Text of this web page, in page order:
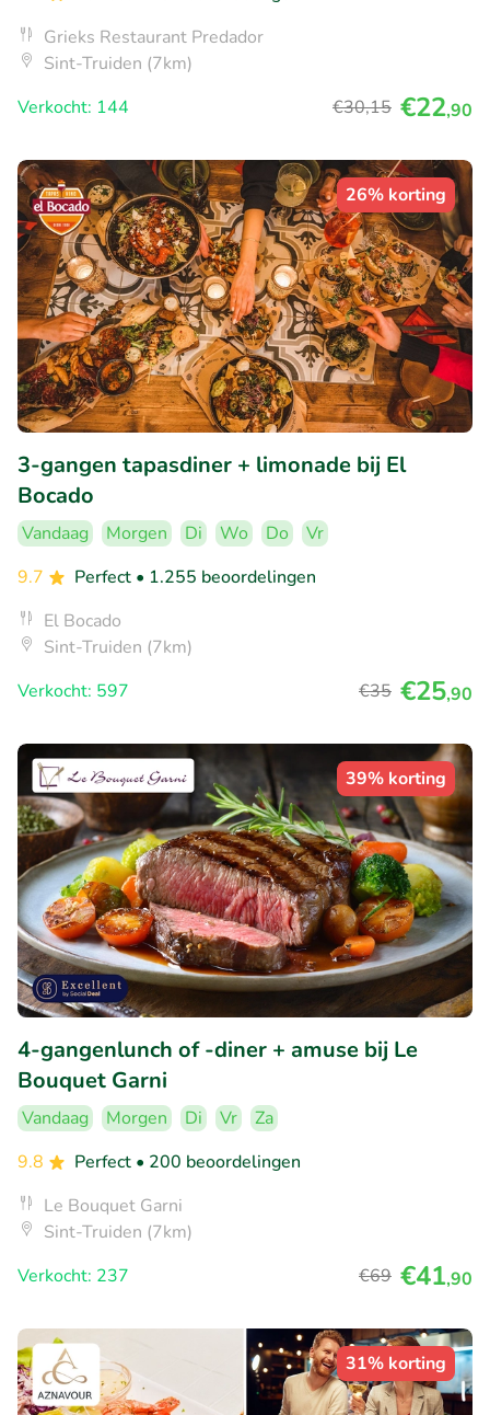
Grieks Restaurant Predador
Sint-Truiden (7km)
Verkocht: 144
€30,15 €22,90
26% korting
3-gangen tapasdiner + limonade bij El
Bocado
Vandaag Morgen Di Wo Do
Vr
9.7
Perfect • 1.255 beoordelingen
El Bocado
Sint-Truiden (7km)
Verkocht: 597
€35 €25,90
39% korting
4-gangenlunch of -diner + amuse bij Le
Bouquet Garni
Vandaag Morgen Di Vr
Za
9.8
Perfect • 200 beoordelingen
Le Bouquet Garni
Sint-Truiden (7km)
Verkocht: 237
€69 €41,90
31% korting